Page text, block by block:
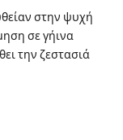
στην ψυχή
σε γήινα
την ζεστασιά